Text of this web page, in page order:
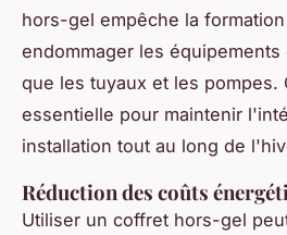
hors-gel empêche la
endommager les
que les tuyaux et les pompes.
essentielle pour maintenir
installation tout au long de
Réduction des coûts
Utiliser un coffret hors-gel